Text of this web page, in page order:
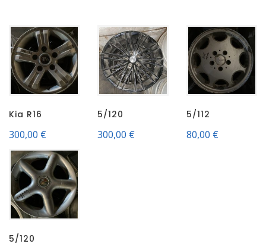
Kia R16
300,00 €
5/120
300,00 €
5/112
80,00 €
5/120